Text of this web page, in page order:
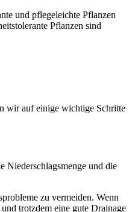
und pflegeleichte Pflanzen
Pflanzen sind
wir auf einige wichtige Schritte
Niederschlagsmenge und die
zu vermeiden. Wenn
trotzdem eine gute Drainage